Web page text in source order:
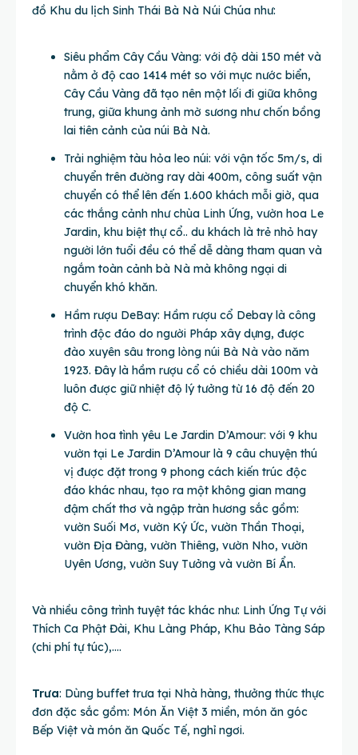
đồ Khu du lịch Sinh Thái Bà Nà Núi Chúa như:
Siêu phẩm Cây Cầu Vàng: với độ dài 150 mét và
nằm ở độ cao 1414 mét so với mực nước biển,
Cây Cầu Vàng đã tạo nên một lối đi giữa không
trung, giữa khung ảnh mờ sương như chốn bồng
lai tiên cảnh của núi Bà Nà.
Trải nghiệm tàu hỏa leo núi: với vận tốc 5m/s, di
chuyển trên đường ray dài 400m, công suất vận
chuyển có thể lên đến 1.600 khách mỗi giờ, qua
các thắng cảnh như chùa Linh Ứng, vườn hoa Le
Jardin, khu biệt thự cổ.. du khách là trẻ nhỏ hay
người lớn tuổi đều có thể dễ dàng tham quan và
ngắm toàn cảnh bà Nà mà không ngại di
chuyển khó khăn.
Hầm rượu DeBay: Hầm rượu cổ Debay là công
trình độc đáo do người Pháp xây dựng, được
đào xuyên sâu trong lòng núi Bà Nà vào năm
1923. Đây là hầm rượu cổ có chiều dài 100m và
luôn được giữ nhiệt độ lý tưởng từ 16 độ đến 20
độ C.
Vườn hoa tình yêu Le Jardin D’Amour: với 9 khu
vườn tại Le Jardin D’Amour là 9 câu chuyện thú
vị được đặt trong 9 phong cách kiến trúc độc
đáo khác nhau, tạo ra một không gian mang
đậm chất thơ và ngập tràn hương sắc gồm:
vườn Suối Mơ, vườn Ký Ức, vườn Thần Thoại,
vườn Địa Đàng, vườn Thiêng, vườn Nho, vườn
Uyên Ương, vườn Suy Tưởng và vườn Bí Ẩn.
Và nhiều công trình tuyệt tác khác như: Linh Ứng Tự với
Thích Ca Phật Đài, Khu Làng Pháp, Khu Bảo Tàng Sáp
(chi phí tự túc),….
Trưa: Dùng buffet trưa tại Nhà hàng, thưởng thức thực
đơn đặc sắc gồm: Món Ăn Việt 3 miền, món ăn góc
Bếp Việt và món ăn Quốc Tế, nghỉ ngơi.